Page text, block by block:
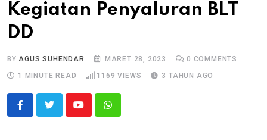
Kegiatan Penyaluran BLT
DD
BYAGUS SUHENDAR MARET 28, 2023 0 COMMENTS
1 MINUTE READ
1169 VIEWS 3 TAHUN AGO
YoutubeWhatsapp